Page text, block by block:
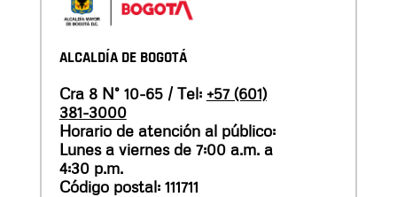
ALCALDÍA DE BOGOTÁ
Cra 8 N° 10-65 / Tel: +57 (601)
381-3000
Horario de atención al público:
Lunes a viernes de 7:00 a.m. a
4:30 p.m.
Código postal: 111711